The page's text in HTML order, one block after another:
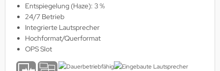
Entspiegelung (Haze): 3 %
24/7 Betrieb
Integrierte Lautsprecher
Hochformat/Querformat
OPS Slot